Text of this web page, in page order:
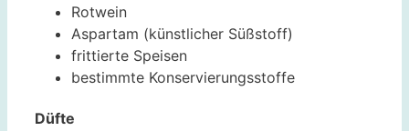
Rotwein
Aspartam (künstlicher Süßstoff)
frittierte Speisen
bestimmte Konservierungsstoffe
Düfte